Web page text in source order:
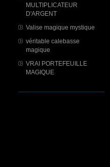
MULTIPLICATEUR
D'ARGENT
Valise magique mystique
véritable calebasse
magique
VRAI PORTEFEUILLE
MAGIQUE